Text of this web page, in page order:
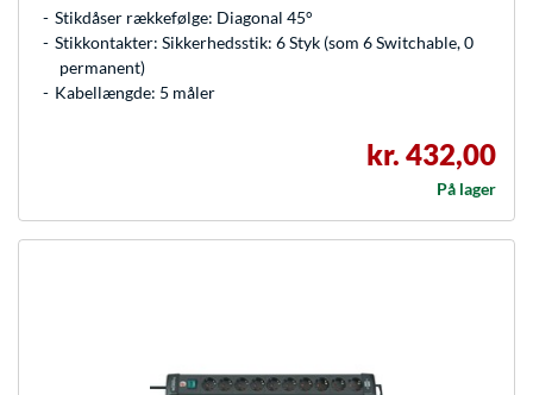
Stikdåser rækkefølge: Diagonal 45°
Stikkontakter: Sikkerhedsstik: 6 Styk (som 6 Switchable, 0
permanent)
Kabellængde: 5 måler
kr. 432,00
På lager